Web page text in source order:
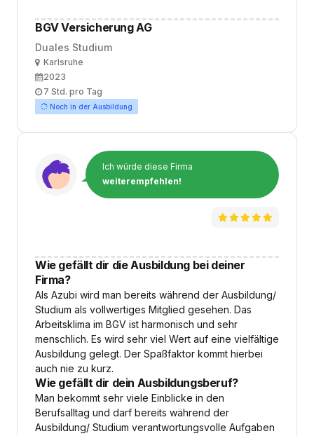
BGV Versicherung AG
Duales Studium
OrtKarlsruhe
Ausbildungsbeginn
2023
Arbeitszeit
7 Std. pro Tag
Noch in der Ausbildung
Ich würde diese Firma
weiterempfehlen!
Wie gefällt dir die Ausbildung bei deiner
Firma?
Als Azubi wird man bereits während der Ausbildung/
Studium als vollwertiges Mitglied gesehen. Das
Arbeitsklima im BGV ist harmonisch und sehr
menschlich. Es wird sehr viel Wert auf eine vielfältige
Ausbildung gelegt. Der Spaßfaktor kommt hierbei
auch nie zu kurz.
Wie gefällt dir dein Ausbildungsberuf?
Man bekommt sehr viele Einblicke in den
Berufsalltag und darf bereits während der
Ausbildung/ Studium verantwortungsvolle Aufgaben